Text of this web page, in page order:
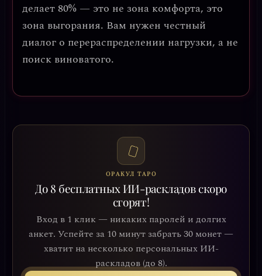
делает 80% — это не зона комфорта, это
зона выгорания. Вам нужен честный
диалог о перераспределении нагрузки, а не
поиск виноватого.
ОРАКУЛ ТАРО
До 8 бесплатных ИИ-раскладов скоро
сгорят!
Вход в 1 клик — никаких паролей и долгих
анкет. Успейте за 10 минут забрать 30 монет —
хватит на несколько персональных ИИ-
раскладов (до 8).